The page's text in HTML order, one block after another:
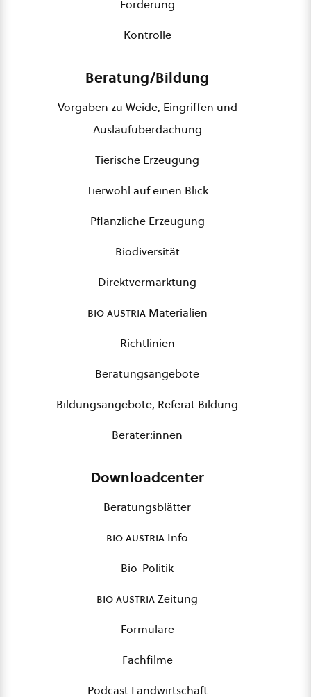
Förderung
Kontrolle
Beratung/Bildung
Vorgaben zu Weide, Eingriffen und
Auslaufüberdachung
Tierische Erzeugung
Tierwohl auf einen Blick
Pflanzliche Erzeugung
Biodiversität
Direktvermarktung
bio austriaMaterialien
Richtlinien
Beratungsangebote
Bildungsangebote, Referat Bildung
Berater:innen
Downloadcenter
Beratungsblätter
bio austria Info
Bio-Politik
bio austriaZeitung
Formulare
Fachfilme
Podcast Landwirtschaft